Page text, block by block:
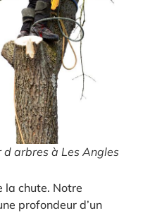
arbres à Les Angles
la chute. Notre
profondeur d’un